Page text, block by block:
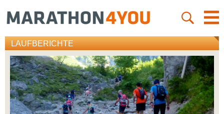
LAUFBERICHTE